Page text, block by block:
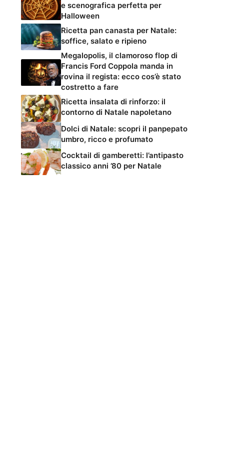
e scenografica perfetta per
Halloween
Ricetta pan canasta per Natale:
soffice, salato e ripieno
Megalopolis, il clamoroso flop di
Francis Ford Coppola manda in
rovina il regista: ecco cos’è stato
costretto a fare
Ricetta insalata di rinforzo: il
contorno di Natale napoletano
Dolci di Natale: scopri il panpepato
umbro, ricco e profumato
Cocktail di gamberetti: l’antipasto
classico anni ’80 per Natale